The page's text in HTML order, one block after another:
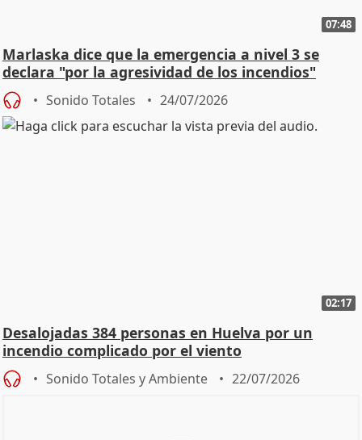
07:48
Marlaska dice que la emergencia a nivel 3 se
declara "por la agresividad de los incendios"
Sonido Totales 24/07/2026
02:17
Desalojadas 384 personas en Huelva por un
incendio complicado por el viento
Sonido Totales y Ambiente 22/07/2026